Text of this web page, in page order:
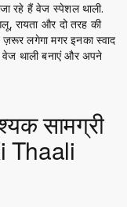
रहे हैं वेज स्पेशल थाली.
रायता और दो तरह की
ज़रूर लगेगा मगर इनका स्वाद
वेज थाली बनाएं और अपने
सामग्री
Thaali